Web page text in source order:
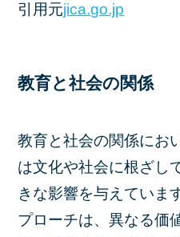
引用元jica.go.jp
教育と社会の関係
教育と社会の関係にお
は文化や社会に根ざし
きな影響を与えていま
プローチは、異なる価